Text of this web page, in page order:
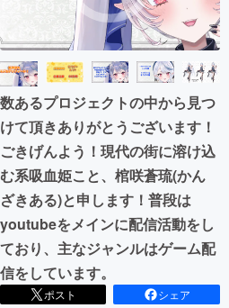
映像・映画
ビジネス・起業
まちづくり・地域活性化
CAMPFIRE for Social Good
CAMPFIREふるさと納税
数あるプロジェクトの中から見つ
けて頂きありがとうございます！
ごきげんよう！現代の街に溶け込
む系吸血姫こと、棺咲蒼琉(かん
ざきある)と申します！普段は
youtubeをメインに配信活動をし
ており、主なジャンルはゲーム配
信をしています。
ポスト
シェア